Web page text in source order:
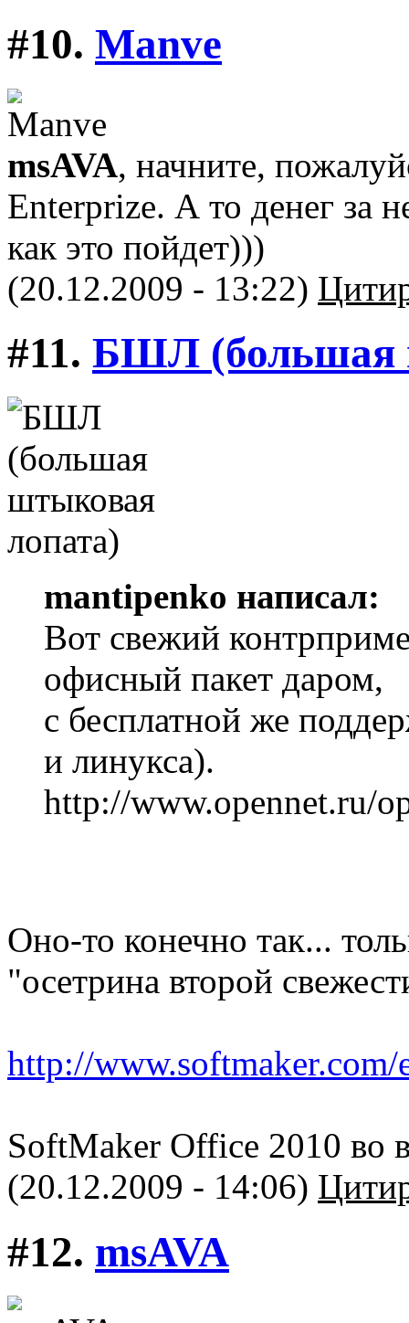
#10. Manve
msAVA, начните,
Enterprize. А то денег за
как это пойдет)))
(20.12.2009 - 13:22)
#11. БШЛ (большая
mantipenko написал:
Вот свежий
офисный пакет даром,
с бесплатной же
и линукса).
http://www.opennet.ru/
Оно-то конечно так...
"осетрина второй
http://
SoftMaker Office 2010 во
(20.12.2009 - 14:06)
#12. msAVA